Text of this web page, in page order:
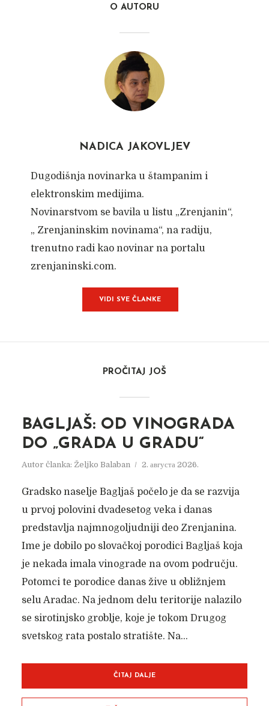
O AUTORU
NADICA JAKOVLJEV
Dugodišnja novinarka u štampanim i
elektronskim medijima.
Novinarstvom se bavila u listu „Zrenjanin“,
„ Zrenjaninskim novinama“, na radiju,
trenutno radi kao novinar na portalu
zrenjaninski.com.
VIDI SVE ČLANKE
PROČITAJ JOŠ
BAGLJAŠ: OD VINOGRADA
DO „GRADA U GRADU“
Autor članka: Željko Balaban 2. августа 2026.
Gradsko naselje Bagljaš počelo je da se razvija
u prvoj polovini dvadesetog veka i danas
predstavlja najmnogoljudniji deo Zrenjanina.
Ime je dobilo po slovačkoj porodici Bagljaš koja
je nekada imala vinograde na ovom području.
Potomci te porodice danas žive u obližnjem
selu Aradac. Na jednom delu teritorije nalazilo
se sirotinjsko groblje, koje je tokom Drugog
svetskog rata postalo stratište. Na...
ČITAJ DALJE